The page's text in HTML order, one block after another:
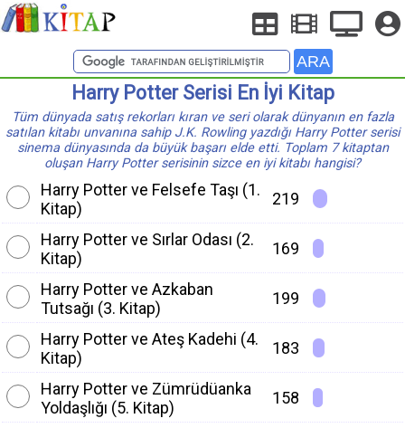
Harry Potter Serisi En İyi Kitap
Tüm dünyada satış rekorları kıran ve seri olarak dünyanın en fazla
satılan kitabı unvanına sahip J.K. Rowling yazdığı Harry Potter serisi
sinema dünyasında da büyük başarı elde etti. Toplam 7 kitaptan
oluşan Harry Potter serisinin sizce en iyi kitabı hangisi?
Harry Potter ve Felsefe Taşı (1.
Kitap)
219
Harry Potter ve Sırlar Odası (2.
Kitap)
169
Harry Potter ve Azkaban
Tutsağı (3. Kitap)
199
Harry Potter ve Ateş Kadehi (4.
Kitap)
183
Harry Potter ve Zümrüdüanka
Yoldaşlığı (5. Kitap)
158